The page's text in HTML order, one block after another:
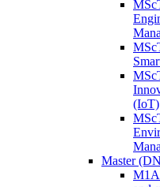
(IoT)
Master